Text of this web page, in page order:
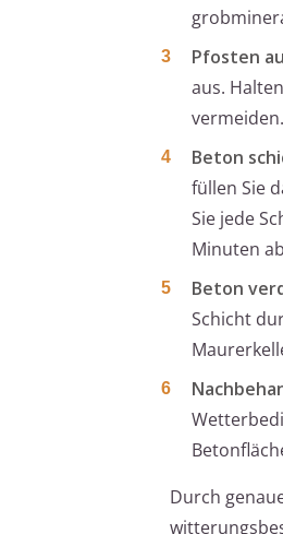
Pfosten
aus.
vermeiden.
Beton
füllen Sie
Sie jede
Minuten
Beton
Schicht
Durch